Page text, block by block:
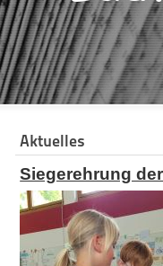
Aktuelles
Siegerehrung